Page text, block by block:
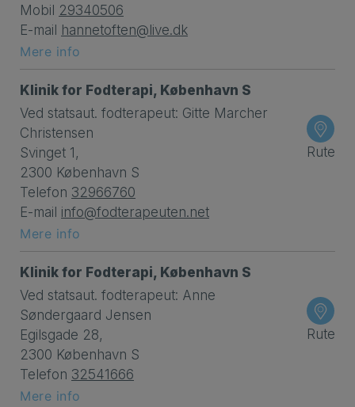
Mobil 29340506
E-mail
hannetoften@live.dk
Mere info
Klinik for Fodterapi, København S
Ved statsaut. fodterapeut: Gitte Marcher
Christensen
Svinget 1,
2300 København S
Telefon 32966760
E-mail info@fodterapeuten.net
Mere info
Rute
Klinik for Fodterapi, København S
Ved statsaut. fodterapeut: Anne
Søndergaard Jensen
Egilsgade 28,
2300 København S
Telefon 32541666
Mere info
Rute